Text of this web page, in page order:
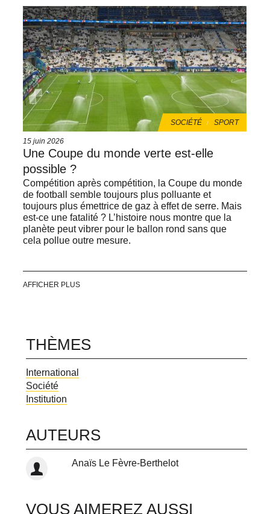
Image
de
vignette
THÈMES
SOCIÉTÉ SPORT
Date
de
publication
15 juin 2026
Une Coupe du monde verte est‑elle
possible ?
Compétition après compétition, la Coupe du monde
de football semble toujours plus polluante et
toujours plus émettrice de gaz à effet de serre. Mais
est-ce une fatalité ? L’histoire nous montre que la
planète peut vibrer pour le ballon rond sans que
cela pollue outre mesure.
AFFICHER PLUS
THÈMES
Thèmes
International
Société
Institution
AUTEURS
Auteurs Anaïs Le Fèvre-Berthelot
VOUS AIMEREZ AUSSI